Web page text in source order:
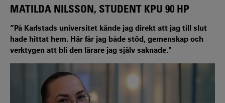
MATILDA NILSSON, STUDENT KPU 90 HP
”På Karlstads universitet kände jag direkt att jag till slut
hade hittat hem. Här får jag både stöd, gemenskap och
verktygen att bli den lärare jag själv saknade."